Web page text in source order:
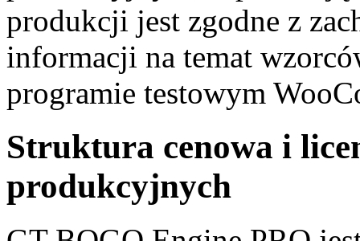
produkcji jest zgodne z
informacji na temat
programie testowym
Struktura cenowa i
produkcyjnych